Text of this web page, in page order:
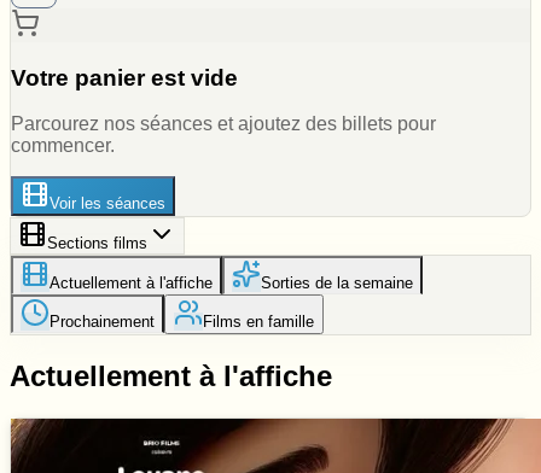
Votre panier est vide
Parcourez nos séances et ajoutez des billets pour
commencer.
Voir les séances
Sections films
Actuellement à l'affiche Sorties de la semaine
Prochainement Films en famille
Actuellement à l'affiche